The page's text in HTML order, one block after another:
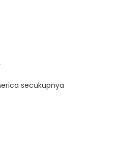
secukupnya